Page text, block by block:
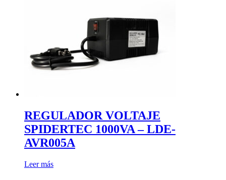
REGULADOR VOLTAJE
SPIDERTEC 1000VA – LDE-
AVR005A
Leer más